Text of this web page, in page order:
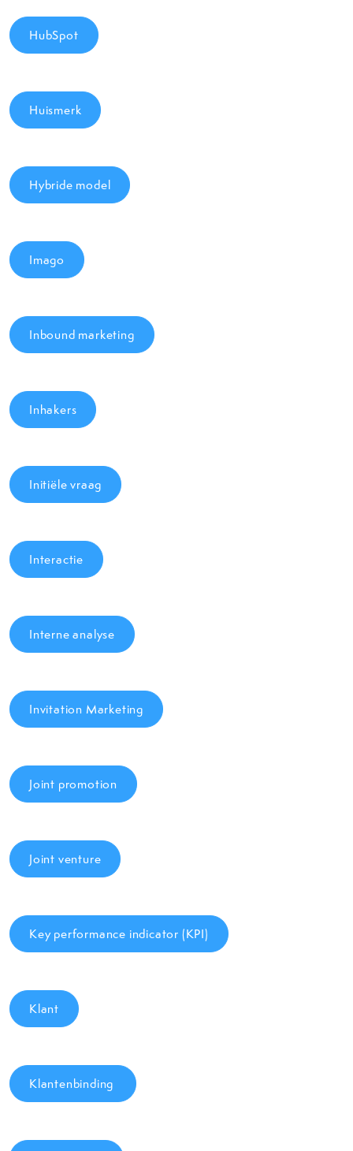
HubSpot
Huismerk
Hybride model
Imago
Inbound marketing
Inhakers
Initiële vraag
Interactie
Interne analyse
Invitation Marketing
Joint promotion
Joint venture
Key performance indicator (KPI)
Klant
Klantenbinding